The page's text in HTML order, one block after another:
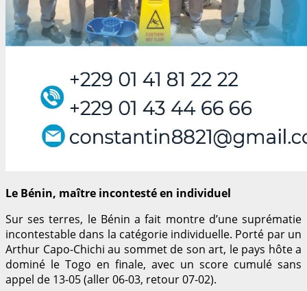
Le Bénin, maître incontesté en individuel
Sur ses terres, le Bénin a fait montre d’une suprématie
incontestable dans la catégorie individuelle. Porté par un
Arthur Capo-Chichi au sommet de son art, le pays hôte a
dominé le Togo en finale, avec un score cumulé sans
appel de 13-05 (aller 06-03, retour 07-02).